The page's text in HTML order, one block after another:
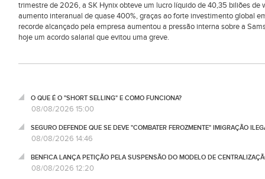
trimestre de 2026, a SK Hynix obteve um lucro líquido de 40,35 biliões de
aumento interanual de quase 400%, graças ao forte investimento global
recorde alcançado pela empresa aumentou a pressão interna sobre a
hoje um acordo salarial que evitou uma greve.
O QUE É O "SHORT SELLING" E COMO FUNCIONA?
08/08/2026 15:00
SEGURO DEFENDE QUE SE DEVE "COMBATER FEROZMENTE" IMIGRAÇÃO
08/08/2026 14:46
BENFICA LANÇA PETIÇÃO PELA SUSPENSÃO DO MODELO DE
08/08/2026 12:20